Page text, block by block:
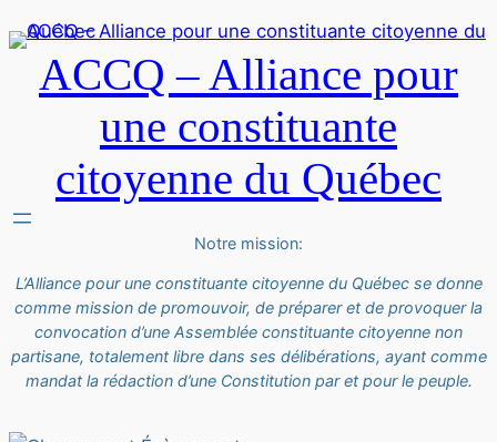
ACCQ – Alliance pour
une constituante
citoyenne du Québec
Notre mission:
L’Alliance pour une constituante citoyenne du Québec se donne
comme mission de promouvoir, de préparer et de provoquer la
convocation d’une Assemblée constituante citoyenne non
partisane, totalement libre dans ses délibérations, ayant comme
mandat la rédaction d’une Constitution par et pour le peuple.